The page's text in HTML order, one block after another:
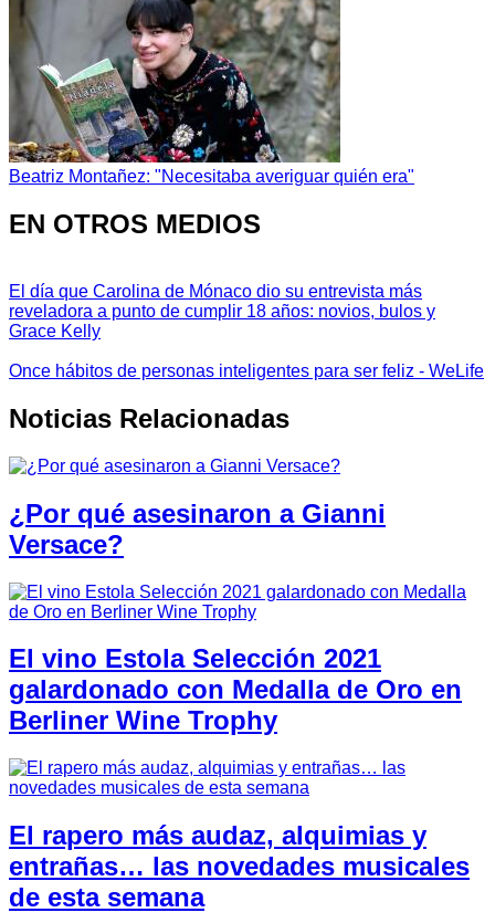
Beatriz Montañez: "Necesitaba averiguar quién era"
EN OTROS MEDIOS
El día que Carolina de Mónaco dio su entrevista más
reveladora a punto de cumplir 18 años: novios, bulos y
Grace Kelly
Once hábitos de personas inteligentes para ser feliz - WeLife
Noticias Relacionadas
¿Por qué asesinaron a Gianni
Versace?
El vino Estola Selección 2021
galardonado con Medalla de Oro en
Berliner Wine Trophy
El rapero más audaz, alquimias y
entrañas… las novedades musicales
de esta semana